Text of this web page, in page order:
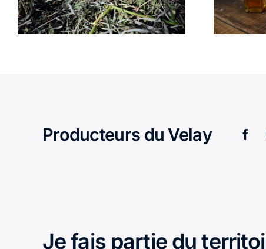
Producteurs du Velay
Je fais partie du